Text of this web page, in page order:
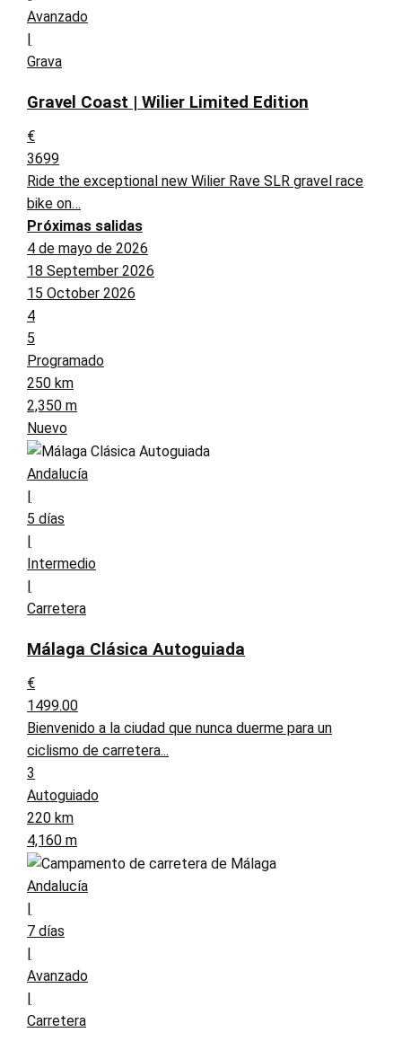
Avanzado
Grava
Gravel Coast | Wilier Limited Edition
€
3699
Ride the exceptional new Wilier Rave SLR gravel race
bike on…
Próximas salidas
4 de mayo de 2026
18 September 2026
15 October 2026
4
5
Programado
250 km
2,350 m
Nuevo
Andalucía
5 días
Intermedio
Carretera
Málaga Clásica Autoguiada
€
1499.00
Bienvenido a la ciudad que nunca duerme para un
ciclismo de carretera...
3
Autoguiado
220 km
4,160 m
Andalucía
7 días
Avanzado
Carretera